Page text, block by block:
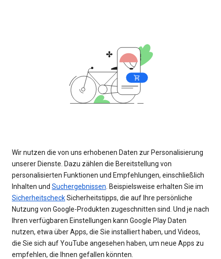
Wir nutzen die von uns erhobenen Daten zur Personalisierung
unserer Dienste. Dazu zählen die Bereitstellung von
personalisierten Funktionen und Empfehlungen, einschließlich
Inhalten und Suchergebnissen . Beispielsweise erhalten Sie im
SicherheitscheckSicherheitstipps, die auf Ihre persönliche
Nutzung von Google-Produkten zugeschnitten sind. Und je nach
Ihren verfügbaren Einstellungen kann Google Play Daten
nutzen, etwa über Apps, die Sie installiert haben, und Videos,
die Sie sich auf YouTube angesehen haben, um neue Apps zu
empfehlen, die Ihnen gefallen könnten.